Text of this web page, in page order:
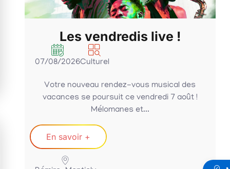
des
RM’FIT : summer sessions
05/08/2026Sportif
Rejoignez, les coachs Mumu & Stéphenka,
mercredi 05 août 2026 à 19h00 pour un
entraînement...
En savoir +